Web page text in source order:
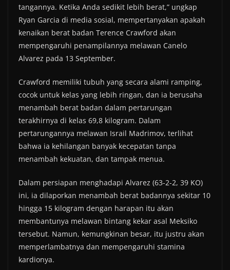
tangannya. Ketika Anda sedikit lebih berat,” ungkap
Ryan Garcia di media sosial, mempertanyakan apakah
kenaikan berat badan Terence Crawford akan
mempengaruhi penampilannya melawan Canelo
Alvarez pada 13 September.
Crawford memiliki tubuh yang secara alami ramping,
cocok untuk kelas yang lebih ringan, dan ia berusaha
menambah berat badan dalam pertarungan
terakhirnya di kelas 69,8 kilogram. Dalam
pertarungannya melawan Israil Madrimov, terlihat
bahwa ia kehilangan banyak kecepatan tanpa
menambah kekuatan, dan tampak menua.
Dalam persiapan menghadapi Alvarez (63-2-2, 39 KO)
ini, ia dilaporkan menambah berat badannya sekitar 10
hingga 15 kilogram dengan harapan itu akan
membantunya melawan bintang kekar asal Meksiko
tersebut. Namun, kemungkinan besar, itu justru akan
memperlambatnya dan mempengaruhi stamina
kardionya.